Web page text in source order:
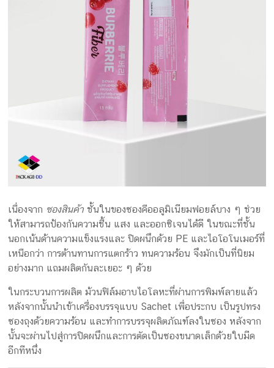
เนื่องจาก ซองสินค้า ชั้นในของซองคืออลูมิเนียมฟอยล์บาง ๆ ช่วย
ให้สามารถป้องกันความชื้น แสง และออกซิเจนได้ดี ในขณะที่ชั้น
นอกเน้นด้านความแข็งแรงและ ปิดผนึกด้วย PE และไอโอโนเมอร์ที่
เหนือกว่า การต้านทานการแตกร้าว ทนความร้อน จึงมักเป็นที่นิยม
อย่างมาก แถมผลิตกันละเยอะ ๆ ด้วย
ในกระบวนการผลิต ม้วนฟิล์มอาบไอโลหะที่ผ่านการพิมพ์ลายแล้ว
หลังจากนั้นนำเข้าเครื่องบรรจุแบบ Sachet เพื่อประกบ เป็นรูปทรง
ซองถุงด้วยความร้อน และทำการบรรจุผลิตภัณฑ์ลงในซอง หลังจาก
นั้นจะผ่านไปสู่การปิดผนึกและการตัดเป็นซองขนาดเล็กด้วยใบมีด
อีกทีหนึ่ง